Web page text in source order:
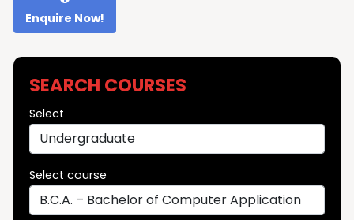
Enquire Now!
SEARCH COURSES
Select
Select course